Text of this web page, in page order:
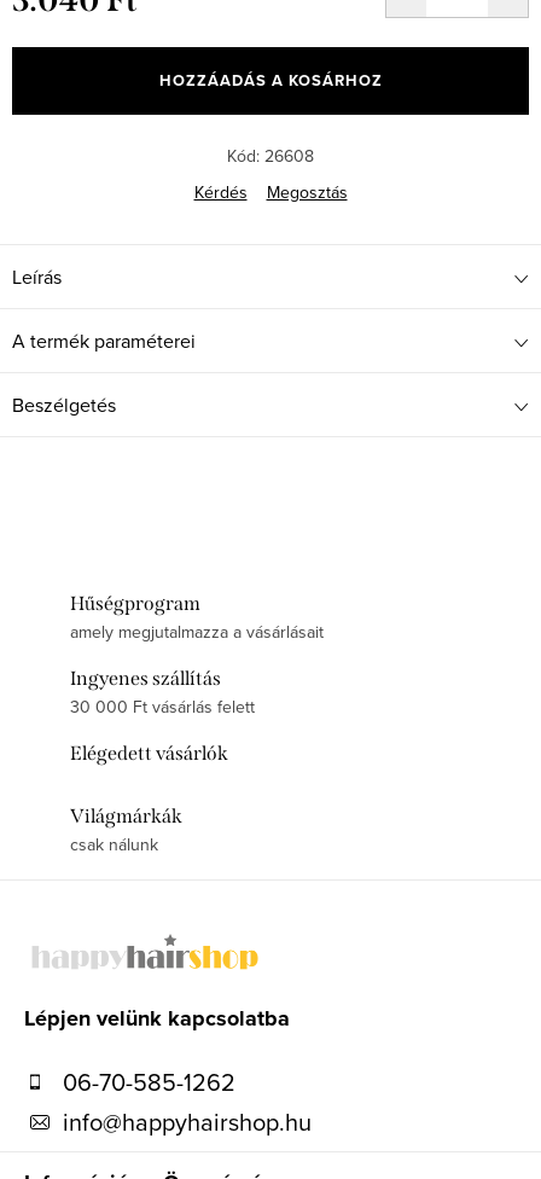
HOZZÁADÁS A KOSÁRHOZ
Kód: 26608
Kérdés
Megosztás
Leírás
A termék paraméterei
Beszélgetés
Hűségprogram
amely megjutalmazza a vásárlásait
Ingyenes szállítás
30 000 Ft vásárlás felett
Elégedett vásárlók
Világmárkák
csak nálunk
Lépjen velünk kapcsolatba
06-70-585-1262
info@happyhairshop.hu